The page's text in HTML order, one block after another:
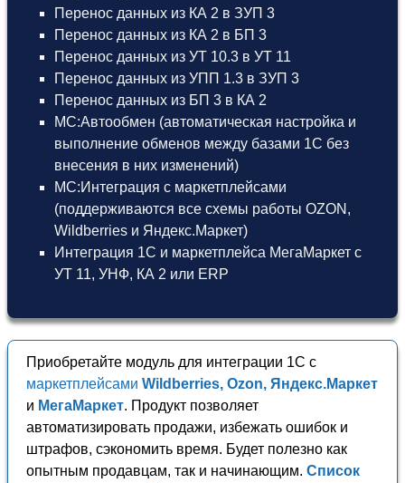
Перенос данных из КА 2 в ЗУП 3
Перенос данных из КА 2 в БП 3
Перенос данных из УТ 10.3 в УТ 11
Перенос данных из УПП 1.3 в ЗУП 3
Перенос данных из БП 3 в КА 2
МС:Автообмен (автоматическая настройка и
выполнение обменов между базами 1С без
внесения в них изменений)
МС:Интеграция с маркетплейсами
(поддерживаются все схемы работы OZON,
Wildberries и Яндекс.Маркет)
Интеграция 1С и маркетплейса МегаМаркет с
УТ 11, УНФ, КА 2 или ERP
Приобретайте модуль для интеграции 1С с
маркетплейсами Wildberries, Ozon, Яндекс.Маркет
и МегаМаркет. Продукт позволяет
автоматизировать продажи, избежать ошибок и
штрафов, сэкономить время. Будет полезно как
опытным продавцам, так и начинающим. Список